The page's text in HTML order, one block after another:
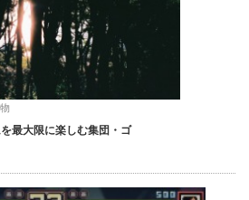
最大限に楽しむ集団・ゴ